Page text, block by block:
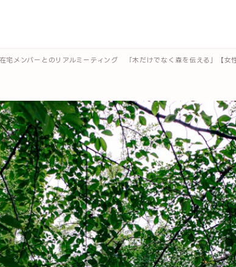
在宅メンバーとのリアルミーティング 「木だけでなく森を伝える」【女